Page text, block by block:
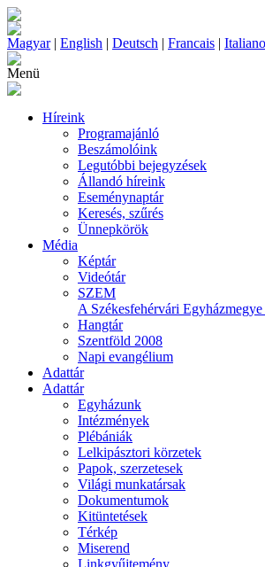
Magyar| English | Deutsch | Francais | Italiano
Menü
Híreink
Programajánló
Beszámolóink
Legutóbbi bejegyzések
Állandó híreink
Eseménynaptár
Keresés, szűrés
Ünnepkörök
Média
Képtár
Videótár
SZEM
A Székesfehérvári
Hangtár
Szentföld 2008
Napi evangélium
Adattár
Adattár
Egyházunk
Intézmények
Plébániák
Lelkipásztori körzetek
Papok, szerzetesek
Világi munkatársak
Dokumentumok
Kitüntetések
Térkép
Miserend
Linkgyűjtemény